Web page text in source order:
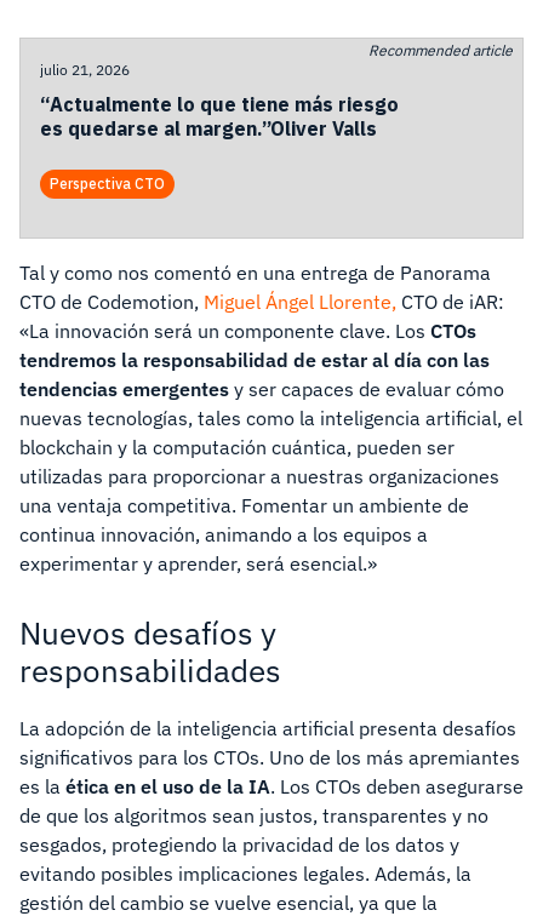
Recommended article
julio 21, 2026
“Actualmente lo que tiene más riesgo
es quedarse al margen.”Oliver Valls
Perspectiva CTO
Tal y como nos comentó en una entrega de Panorama
CTO de Codemotion, Miguel Ángel Llorente, CTO de iAR:
«La innovación será un componente clave. Los CTOs
tendremos la responsabilidad de estar al día con las
tendencias emergentes y ser capaces de evaluar cómo
nuevas tecnologías, tales como la inteligencia artificial, el
blockchain y la computación cuántica, pueden ser
utilizadas para proporcionar a nuestras organizaciones
una ventaja competitiva. Fomentar un ambiente de
continua innovación, animando a los equipos a
experimentar y aprender, será esencial.»
Nuevos desafíos y
responsabilidades
La adopción de la inteligencia artificial presenta desafíos
significativos para los CTOs. Uno de los más apremiantes
es la ética en el uso de la IA. Los CTOs deben asegurarse
de que los algoritmos sean justos, transparentes y no
sesgados, protegiendo la privacidad de los datos y
evitando posibles implicaciones legales. Además, la
gestión del cambio se vuelve esencial, ya que la